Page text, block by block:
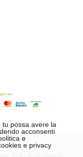
tu possa avere la
acconsenti
e
e privacy
Tutti i diritti riservati.